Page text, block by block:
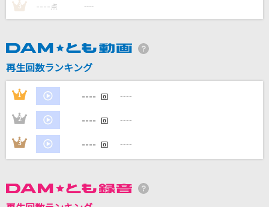
EBiDAN (恵比寿学園男子部)
半崎美子
ひまわり
遊助
Stay Alive
エミリア(CV.高橋李依)
Official髭男dism
3 ---- 点 ----
再生回数ランキング
1 ---- 回 ----
2 ---- 回 ----
3 ---- 回 ----